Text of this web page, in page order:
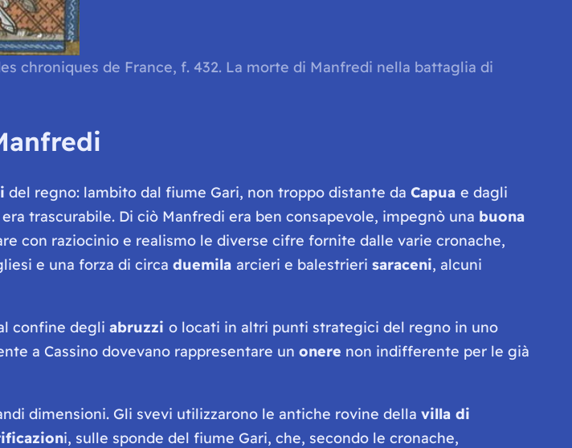
chroniques de France, f. 432. La morte di Manfredi nella battaglia di
del regno: lambito dal fiume Gari, non troppo distante da Capua e dagli
trascurabile. Di ciò Manfredi era ben consapevole, impegnò una buona
con raziocinio e realismo le diverse cifre fornite dalle varie cronache,
e una forza di circa duemila arcieri e balestrieri saraceni, alcuni
confine degli abruzzi o locati in altri punti strategici del regno in uno
a Cassino dovevano rappresentare un onere non indifferente per le già
dimensioni. Gli svevi utilizzarono le antiche rovine della villa di
i, sulle sponde del fiume Gari, che, secondo le cronache,